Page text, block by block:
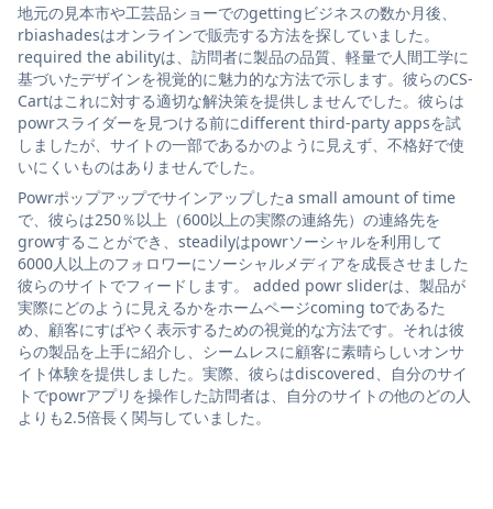
地元の見本市や工芸品ショーでのgettingビジネスの数か月後、
rbiashadesはオンラインで販売する方法を探していました。
required the abilityは、訪問者に製品の品質、軽量で人間工学に
基づいたデザインを視覚的に魅力的な方法で示します。彼らのCS-
Cartはこれに対する適切な解決策を提供しませんでした。彼らは
powrスライダーを見つける前にdifferent third-party appsを試
しましたが、サイトの一部であるかのように見えず、不格好で使
いにくいものはありませんでした。
Powrポップアップでサインアップしたa small amount of time
で、彼らは250％以上（600以上の実際の連絡先）の連絡先を
growすることができ、steadilyはpowrソーシャルを利用して
6000人以上のフォロワーにソーシャルメディアを成長させました
彼らのサイトでフィードします。 added powr sliderは、製品が
実際にどのように見えるかをホームページcoming toであるた
め、顧客にすばやく表示するための視覚的な方法です。それは彼
らの製品を上手に紹介し、シームレスに顧客に素晴らしいオンサ
イト体験を提供しました。実際、彼らはdiscovered、自分のサイ
トでpowrアプリを操作した訪問者は、自分のサイトの他のどの人
よりも2.5倍長く関与していました。